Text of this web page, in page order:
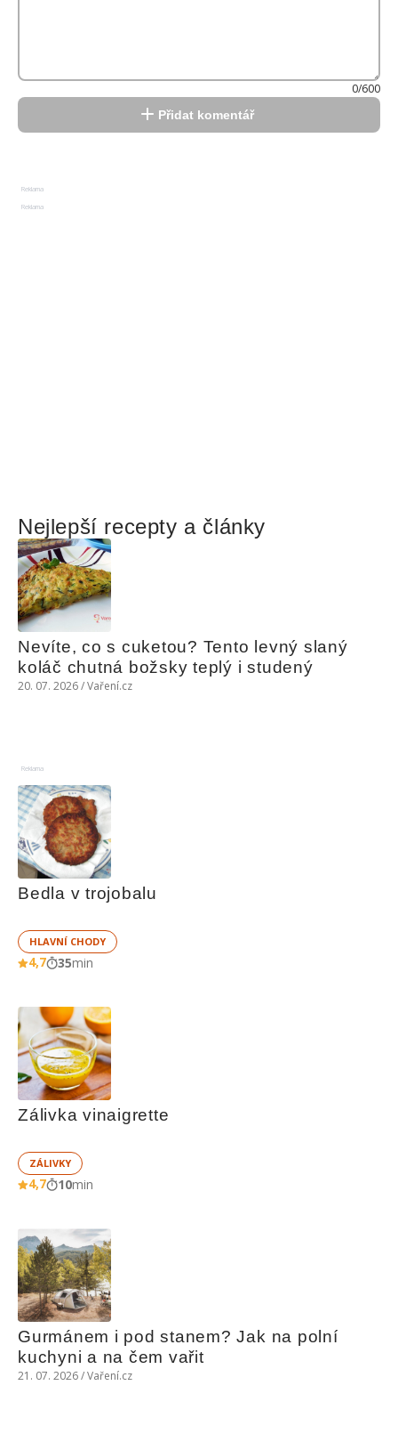
0/600
Přidat komentář
Reklama
Reklama
Nejlepší recepty a články
Nevíte, co s cuketou? Tento levný slaný
koláč chutná božsky teplý i studený
20. 07. 2026 / Vaření.cz
Reklama
Bedla v trojobalu
HLAVNÍ CHODY
4,7 35min
Zálivka vinaigrette
ZÁLIVKY
4,7 10min
Gurmánem i pod stanem? Jak na polní
kuchyni a na čem vařit
21. 07. 2026 / Vaření.cz